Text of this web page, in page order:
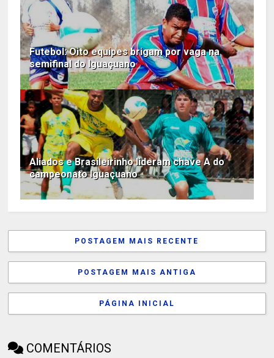
Futebol: Oito equipes brigam por vaga na
semifinal do Iguaçuano
Aliados e Brasileirinho lideram chave A do
campeonato Iguaçuano
POSTAGEM MAIS RECENTE
POSTAGEM MAIS ANTIGA
PÁGINA INICIAL
COMENTÁRIOS